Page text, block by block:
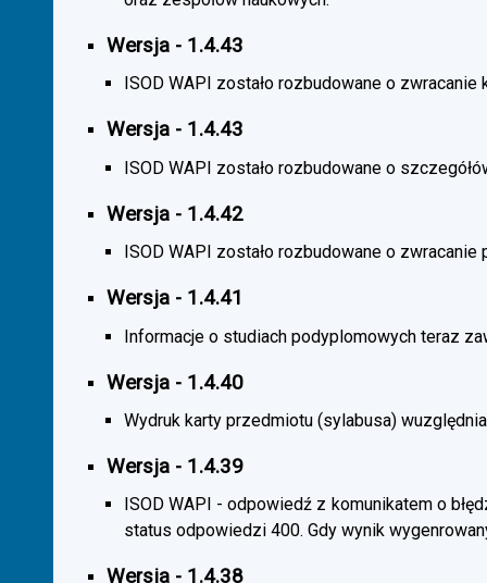
Wersja - 1.4.43
ISOD WAPI zostało rozbudowane o
Wersja - 1.4.43
ISOD WAPI zostało rozbudowane o
Wersja - 1.4.42
ISOD WAPI zostało rozbudowane o zwracanie
Wersja - 1.4.41
Informacje o studiach podyplomowych teraz
Wersja - 1.4.40
Wydruk karty przedmiotu (sylabusa)
Wersja - 1.4.39
ISOD WAPI - odpowiedź z komunikatem o
status odpowiedzi 400. Gdy wynik
Wersja - 1.4.38